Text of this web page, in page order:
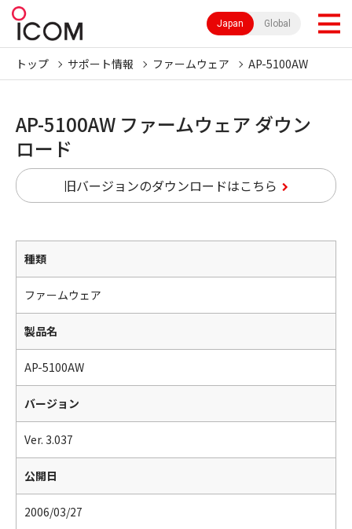
Japan Global
トップ サポート情報 ファームウェア AP-5100AW
AP-5100AW ファームウェア ダウン
ロード
旧バージョンのダウンロードはこちら
種類
ファームウェア
製品名
AP-5100AW
バージョン
Ver. 3.037
公開日
2006/03/27